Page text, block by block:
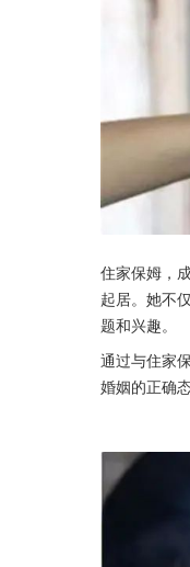
住家保姆，
起居。她不
题和兴趣。
通过与住家
婚姻的正确